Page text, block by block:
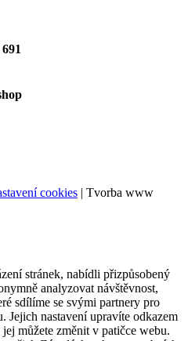
cookies | Tvorba www
stránek, nabídli přizpůsobený
analyzovat návštěvnost,
sdílíme se svými partnery pro
Jejich nastavení upravíte odkazem
můžete změnit v patičce webu.